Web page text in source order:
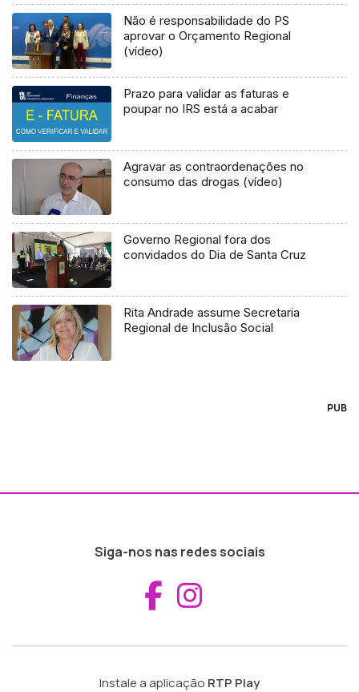
Não é responsabilidade do PS
aprovar o Orçamento Regional
(vídeo)
Prazo para validar as faturas e
poupar no IRS está a acabar
Agravar as contraordenações no
consumo das drogas (vídeo)
Governo Regional fora dos
convidados do Dia de Santa Cruz
Rita Andrade assume Secretaria
Regional de Inclusão Social
PUB
Siga-nos nas redes sociais
Aceder ao
Instale a aplicação RTP Play